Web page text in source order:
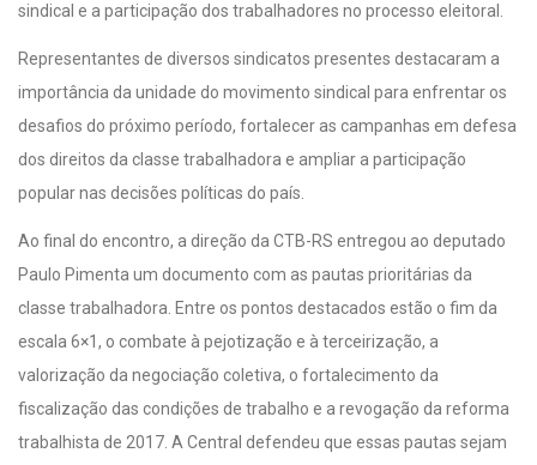
sindical e a participação dos trabalhadores no processo eleitoral.
Representantes de diversos sindicatos presentes destacaram a
importância da unidade do movimento sindical para enfrentar os
desafios do próximo período, fortalecer as campanhas em defesa
dos direitos da classe trabalhadora e ampliar a participação
popular nas decisões políticas do país.
Ao final do encontro, a direção da CTB-RS entregou ao deputado
Paulo Pimenta um documento com as pautas prioritárias da
classe trabalhadora. Entre os pontos destacados estão o fim da
escala 6×1, o combate à pejotização e à terceirização, a
valorização da negociação coletiva, o fortalecimento da
fiscalização das condições de trabalho e a revogação da reforma
trabalhista de 2017. A Central defendeu que essas pautas sejam